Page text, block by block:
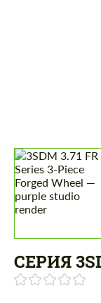
СЕРИЯ